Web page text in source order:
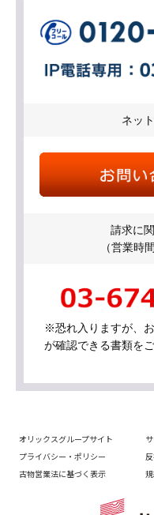
ネッ
請求に
（営業時
※恐れ入りますが、
が確認できる書類を
オリックスグループサイト
プライバシー・ポリシー
古物営業法に基づく表示